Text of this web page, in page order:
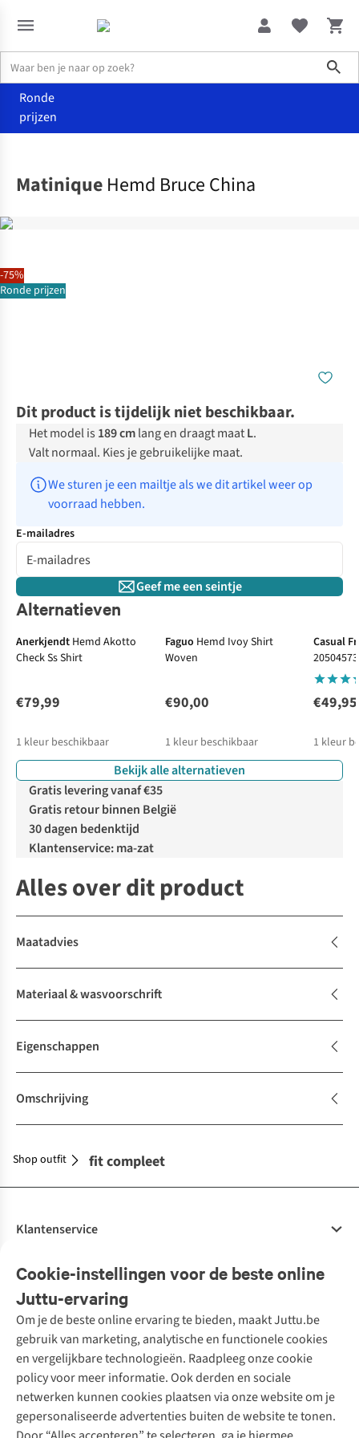
Ronde
prijzen
-75%
Ronde prijzen
Matinique Hemd Bruce China
Dit product is tijdelijk niet beschikbaar.
Het model is 189 cmlang en draagt maatL.
Valt normaal. Kies je gebruikelijke maat.
We sturen je een mailtje als we dit artikel weer op
voorraad hebben.
E-mailadres
Geef me een seintje
Alternatieven
Anerkjendt Hemd Akotto
Check Ss Shirt
€79,99
1 kleur beschikbaar
Faguo Hemd Ivoy Shirt
Woven
€90,00
1 kleur beschikbaar
Casual
20504573
€49,95
1 kleur
Bekijk alle alternatieven
Gratis levering vanaf €35
Gratis retour binnen België
30 dagen bedenktijd
Klantenservice: ma-zat
Alles over dit product
Maatadvies
Materiaal & wasvoorschrift
Eigenschappen
Omschrijving
Maak je outfit compleet
Shop outfit
Cookie-instellingen voor de beste online
Juttu-ervaring
Om je de beste online ervaring te bieden, maakt Juttu.be
gebruik van marketing, analytische en functionele cookies
en vergelijkbare technologieën. Raadpleeg onze cookie
policy voor meer informatie. Ook derden en sociale
netwerken kunnen cookies plaatsen via onze website om je
gepersonaliseerde advertenties buiten de website te tonen.
Klantenservice
Bestellen
Betalen
10% studentenkorting
Klarna - achteraf betalen
Levering
Retourneren
Bestelling herroepen
Garantie
Onze diensten
Tweedehands - ReJUsed
Kledingatelier
Personal shopping
Textielbox
Events / workshops
Juttu
Over ons
Juttu Friends
Inspiratie
Werken bij Juttu
Onze winkels
Merken
Nathalie Vleeschouwer
Selected dames
Meld je aan voor de nieuwsbrief